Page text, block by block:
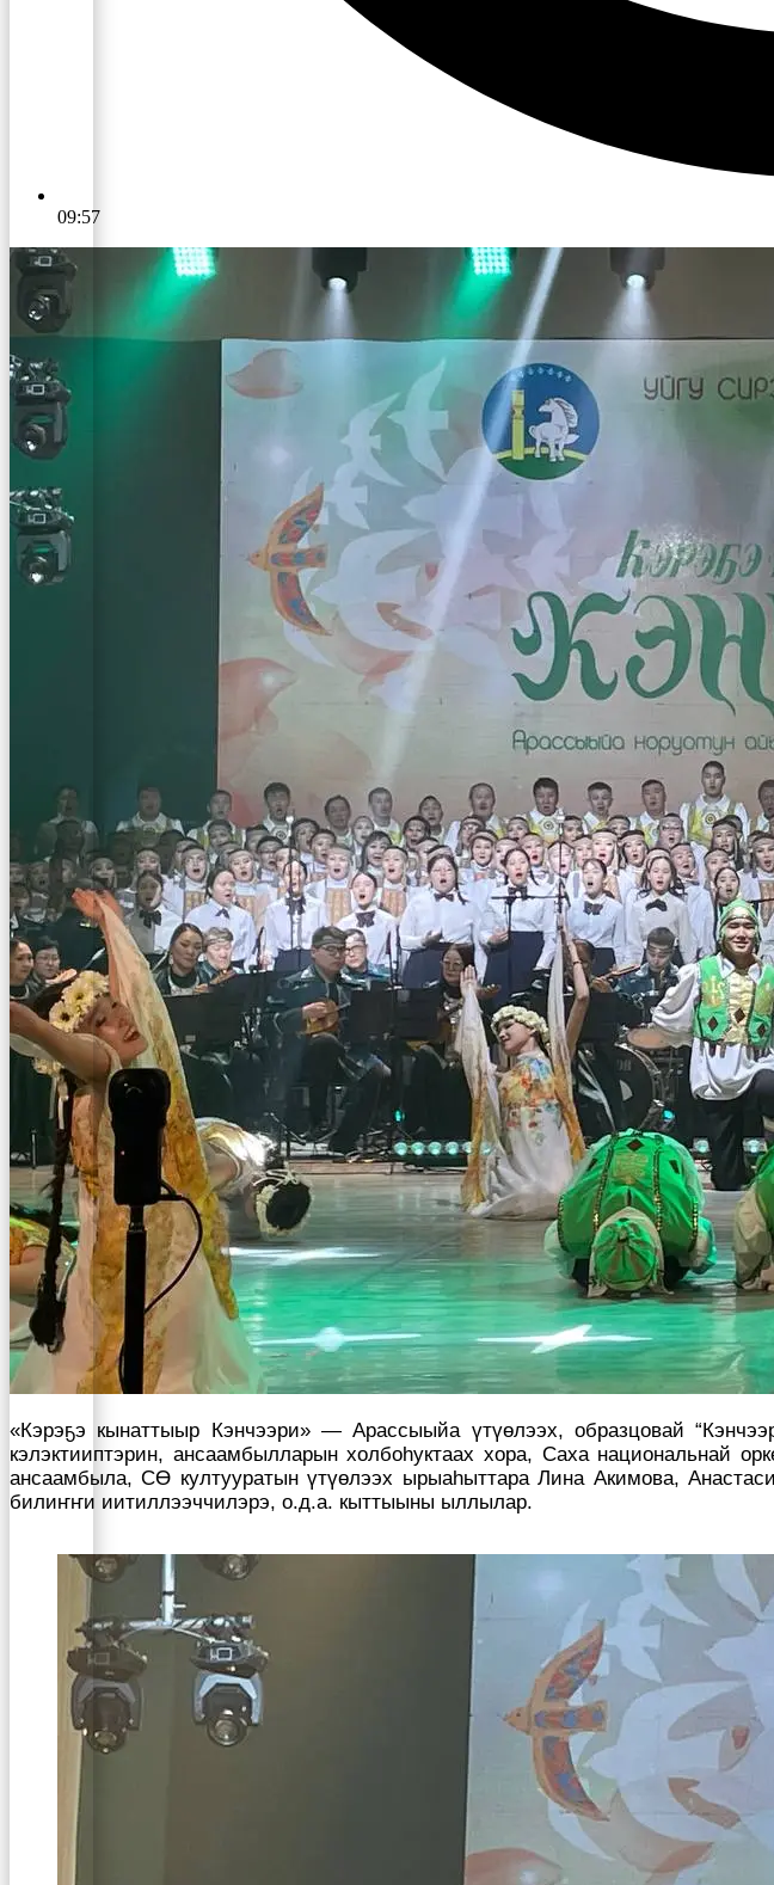
09:57
«Кэрэҕэ кынаттыыр Кэнчээри» — Арассыыйа үтүөлээх, образцовай
кэлэктииптэрин, ансаамбылларын холбоһуктаах хора, Саха национальнай
ансаамбыла, СӨ култууратын үтүөлээх ырыаһыттара Лина Акимова,
билиҥҥи иитиллээччилэрэ, о.д.а. кыттыыны ыллылар.